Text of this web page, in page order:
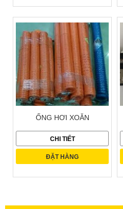
ỐNG HƠI XOẮN
CHI TIẾT
ĐẶT HÀNG